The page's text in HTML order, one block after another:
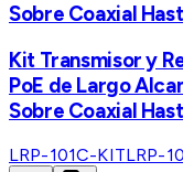
Sobre Coaxial
Kit Transmisor y
PoE de Largo
Sobre Coaxial
LRP-101C-KITLRP-